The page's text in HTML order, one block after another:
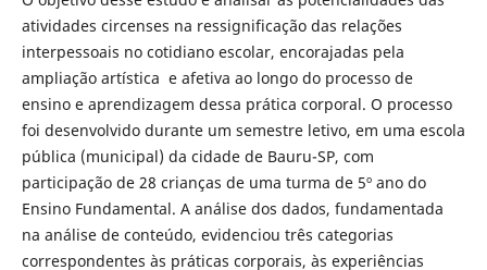
atividades circenses na ressignificação das relações
interpessoais no cotidiano escolar, encorajadas pela
ampliação artística e afetiva ao longo do processo de
ensino e aprendizagem dessa prática corporal. O processo
foi desenvolvido durante um semestre letivo, em uma escola
pública (municipal) da cidade de Bauru-SP, com
participação de 28 crianças de uma turma de 5º ano do
Ensino Fundamental. A análise dos dados, fundamentada
na análise de conteúdo, evidenciou três categorias
correspondentes às práticas corporais, às experiências